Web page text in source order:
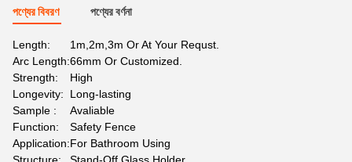
পণ্যের বিবরণ পণ্যের বর্ণনা
Length:
1m,2m,3m Or At Your Requst.
Arc Length:66mm Or Customized.
Strength:
High
Longevity:
Long-lasting
Sample :
Avaliable
Function:
Safety Fence
Application:For Bathroom Using